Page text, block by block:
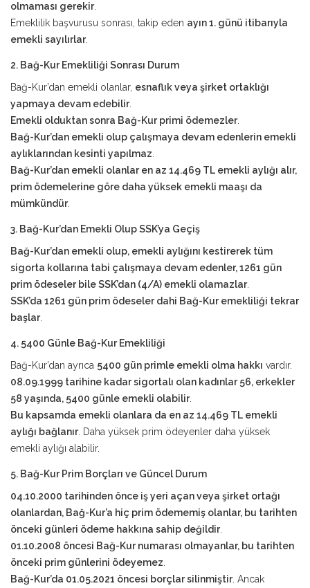
olmaması gerekir.
Emeklilik başvurusu sonrası, takip eden ayın 1. günü itibarıyla
emekli sayılırlar.
2. Bağ-Kur Emekliliği Sonrası Durum
Bağ-Kur’dan emekli olanlar, esnaflık veya şirket ortaklığı
yapmaya devam edebilir.
Emekli olduktan sonra Bağ-Kur primi ödemezler.
Bağ-Kur’dan emekli olup çalışmaya devam edenlerin emekli
aylıklarından kesinti yapılmaz
Bağ-Kur’dan emekli olanlar en az 14.469 TL emekli aylığı alır,
prim ödemelerine göre daha yüksek emekli maaşı da
mümkündür.
3. Bağ-Kur’dan Emekli Olup SSK’ya Geçiş
Bağ-Kur’dan emekli olup, emekli aylığını kestirerek tüm
sigorta kollarına tabi çalışmaya devam edenler, 1261 gün
prim ödeseler bile SSK’dan (4/A) emekli olamazlar.
SSK’da 1261 gün prim ödeseler dahi Bağ-Kur emekliliği tekrar
başlar.
4. 5400 Günle Bağ-Kur Emekliliği
Bağ-Kur’dan ayrıca 5400 gün primle emekli olma hakkı vardır.
08.09.1999 tarihine kadar sigortalı olan kadınlar 56, erkekler
58 yaşında, 5400 günle emekli olabilir.
Bu kapsamda emekli olanlara da en az 14.469 TL emekli
aylığı bağlanır. Daha yüksek prim ödeyenler daha yüksek
emekli aylığı alabilir.
5. Bağ-Kur Prim Borçları ve Güncel Durum
04.10.2000 tarihinden önce iş yeri açan veya şirket ortağı
olanlardan, Bağ-Kur’a hiç prim ödememiş olanlar, bu tarihten
önceki günleri ödeme hakkına sahip değildir.
01.10.2008 öncesi Bağ-Kur numarası olmayanlar, bu tarihten
önceki prim günlerini ödeyemez
Bağ-Kur’da 01.05.2021 öncesi borçlar silinmiştir. Ancak